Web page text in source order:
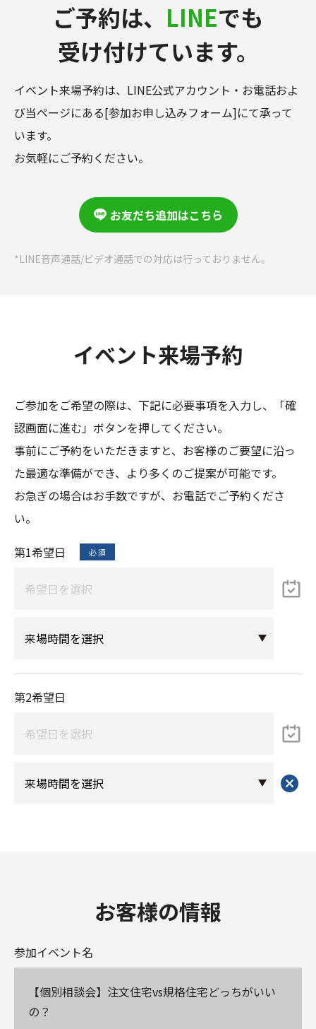
ご予約は、 LINEでも
受け付けています。
イベント来場予約は、LINE公式アカウント・お電話およ
び当ページにある[参加お申し込みフォーム]にて承って
います。
お気軽にご予約ください。
お友だち追加はこちら
*LINE音声通話/ビデオ通話での対応は行っておりません。
イベント来場予約
ご参加をご希望の際は、下記に必要事項を入力し、「確
認画面に進む」ボタンを押してください。
事前にご予約をいただきますと、お客様のご要望に沿っ
た最適な準備ができ、より多くのご提案が可能です。
お急ぎの場合はお手数ですが、お電話でご予約くださ
い。
第1希望日
第2希望日
お客様の情報
参加イベント名
【個別相談会】注文住宅vs規格住宅どっちがいい
の？